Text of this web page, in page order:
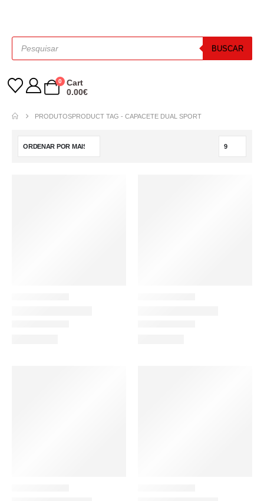
BUSCAR
0
Cart
0.00€
PRODUTOSPRODUCT TAG -CAPACETE DUAL SPORT